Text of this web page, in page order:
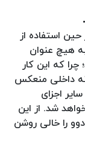
استفاده از
هیچ عنوان
چرا که این کار
داخلی منعکس
اجزای
شد. از این
را خالی روشن